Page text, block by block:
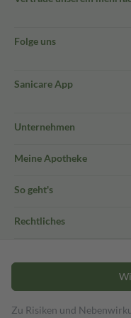
Folge uns
Sanicare App
Unternehmen
Meine Apotheke
So geht's
Rechtliches
Zu Risiken und